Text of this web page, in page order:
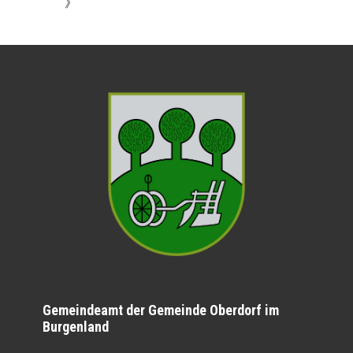
Gemeindeamt der Gemeinde Oberdorf im
Burgenland